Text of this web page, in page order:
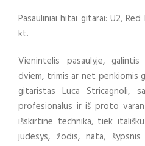
Pasauliniai hitai gitarai: U2,
kt.
Vienintelis pasaulyje,
dviem, trimis ar net penkiomis
gitaristas Luca Stricagnoli,
profesionalus ir iš proto
išskirtine technika, tiek
judesys, žodis, nata,